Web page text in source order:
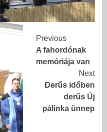
Continue
Reading
Previous
A fahordónak
memóriája van
Next
Derűs időben
derűs Új
pálinka ünnep